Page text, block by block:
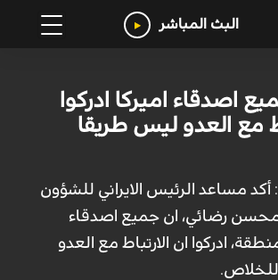
البث المباشر
اصدقاء اميركا ادركوا
مع العدو ليس طريقا
أكد مساعد الرئيس الايراني للشؤون
محسن رضائي، ان جميع اصدقاء
ادركوا ان الارتباط مع العدو